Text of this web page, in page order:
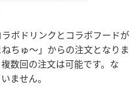
ボドリンクとコラボフードが
ちゅ～」からの注文となりま
数回の注文は可能です。な
ません。